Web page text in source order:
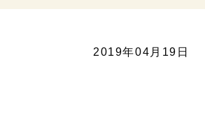
2019年04月19日